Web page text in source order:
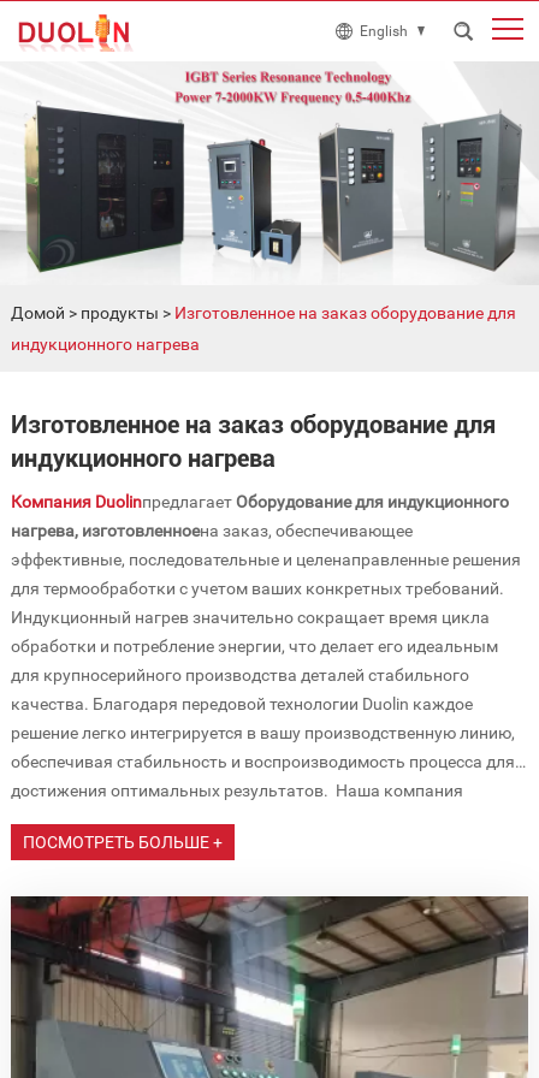
English
Домой > продукты > Изготовленное на заказ оборудование для
индукционного нагрева
Изготовленное на заказ оборудование для
индукционного нагрева
Компания DuolinпредлагаетОборудование для индукционного
нагрева, изготовленноена заказ, обеспечивающее
эффективные, последовательные и целенаправленные решения
для термообработки с учетом ваших конкретных требований.
Индукционный нагрев значительно сокращает время цикла
обработки и потребление энергии, что делает его идеальным
для крупносерийного производства деталей стабильного
качества. Благодаря передовой технологии Duolin каждое
решение легко интегрируется в вашу производственную линию,
обеспечивая стабильность и воспроизводимость процесса для
достижения оптимальных результатов. Наша компания
предлагая
решениядля индукционного нагрева для различных
промышленных применений. Являясь надежным поставщиком
индукционного нагрева, мы специализируемся на разработке и
производстве современных продуктов для индукционного
нагрева, включая индукционно-ковочные машины и
индукционно-нагревательные станки для ковки. Уделяя особое
Применение специального оборудования
для индукционного нагрева
Специальное оборудование для индукционного нагрева широко
используется в процессах поверхностного упрочнения и
термообработки, которые повышают твердость и
долговечность металлических деталей. Эти системы
обеспечивают точное управление профилями нагрева для
достижения желаемых свойств материала.
ПОСМОТРЕТЬ БОЛЬШЕ +